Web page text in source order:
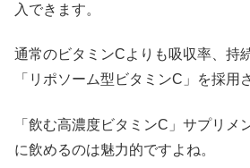
入できます。
通常のビタミンCよりも吸収率、持
「リポソーム型ビタミンC」を採用
「飲む高濃度ビタミンC」サプリメ
に飲めるのは魅力的ですよね。